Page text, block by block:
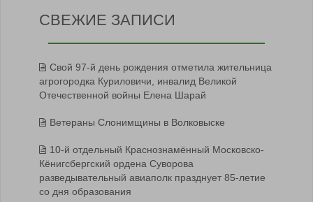
СВЕЖИЕ ЗАПИСИ
Свой 97-й день рождения отметила жительница
агрогородка Куриловичи, инвалид Великой
Отечественной войны Елена Шарай
Ветераны Слонимщины в Волковыске
10-й отдельный Краснознамённый Московско-
Кёнигсбергский ордена Суворова
разведывательный авиаполк празднует 85-летие
со дня образования